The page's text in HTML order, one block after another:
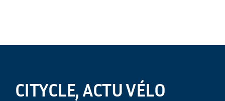
CITYCLE, ACTU VÉLO